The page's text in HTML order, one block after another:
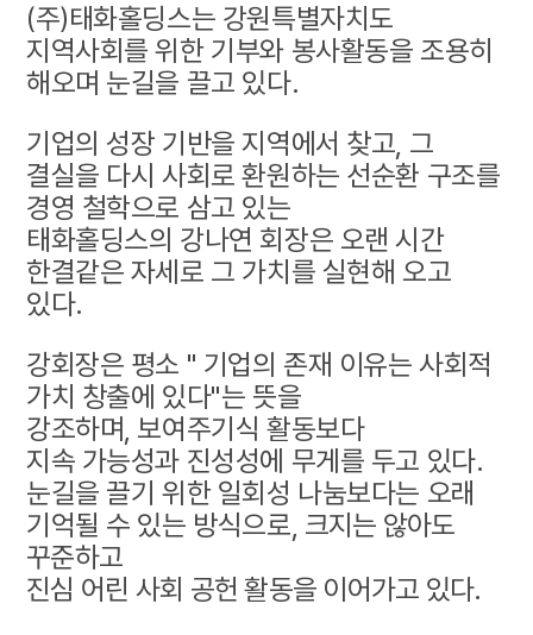
(주)태화홀딩스는 강원특별자치도
지역사회를 위한 기부와 봉사활동을 조용히
해오며 눈길을 끌고 있다.
기업의 성장 기반을 지역에서 찾고, 그
결실을 다시 사회로 환원하는 선순환 구조를
경영 철학으로 삼고 있는
태화홀딩스의 강나연 회장은 오랜 시간
한결같은 자세로 그 가치를 실현해 오고
있다.
강회장은 평소 " 기업의 존재 이유는 사회적
가치 창출에 있다"는 뜻을
강조하며, 보여주기식 활동보다
지속 가능성과 진성성에 무게를 두고 있다.
눈길을 끌기 위한 일회성 나눔보다는 오래
기억될 수 있는 방식으로, 크지는 않아도
꾸준하고
진심 어린 사회 공헌 활동을 이어가고 있다.